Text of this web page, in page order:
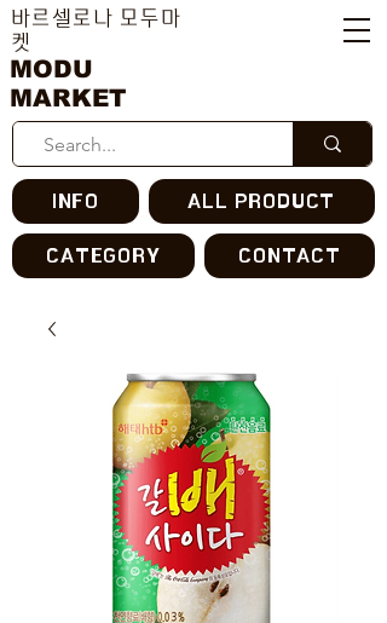
MODU
MARKET
바르셀로나 모두마
켓
INFO ALL PRODUCT
CATEGORY CONTACT